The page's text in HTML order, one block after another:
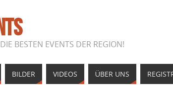
BESTEN EVENTS DER REGION!
BILDER VIDEOS ÜBER UNS